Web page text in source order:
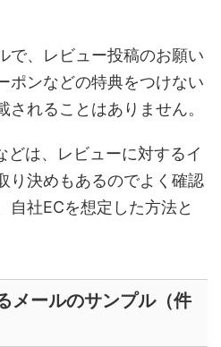
で、レビュー投稿のお願い
ポンなどの特典をつけない
されることはありません。
は、レビューに対するイ
り決めもあるのでよく確認
自社ECを想定した方法と
メールのサンプル（件